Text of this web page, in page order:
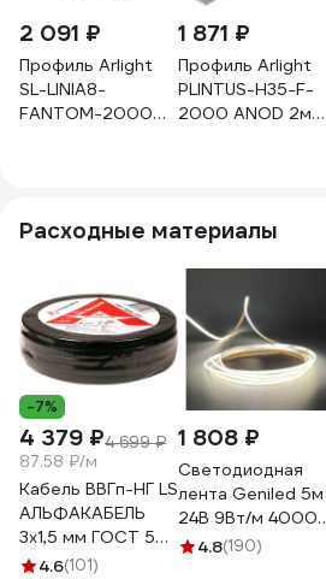
2 091 ₽
Профиль Arlight
SL-LINIA8-
FANTOM-2000
1 871 ₽
Профиль Arlight
PLINTUS-H35-F-
2000 ANOD 2м
Расходные материалы
-7%
4 379 ₽4 699 ₽
87.58 ₽/м
Кабель ВВГп-НГ LS
АЛЬФАКАБЕЛЬ
3х1,5 мм ГОСТ 50
м 05190
4.6(101)
1 808 ₽
Светодиодная
лента Geniled 5м
24В 9Вт/м 4000К
COB нейтральная
4.8(190)